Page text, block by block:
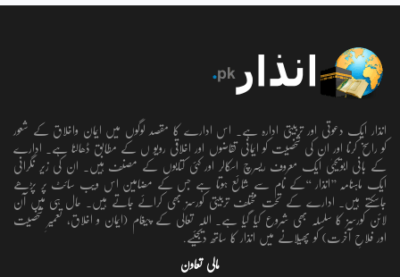
انذار ایک دعوتی اور تربیتی ادارہ ہے۔ اس ادارے کا مقصد لوگوں میں ایمان واخلاق کے شعور
کو راسخ کرنا اور ان کی شخصیت کو ایمانی تقاضوں اور اخلاقی رویو ں کے مطابق ڈھالنا ہے۔ ادارے
کے بانی ابویحییٰ ایک معروف ریسرچ اسکالر اور کئی کتابوں کے مصنف ہیں۔ ان کی زیر نگرانی
ایک ماہنامہ ’’انذار ‘‘کے نام سے شائع ہوتا ہے جس کے مضامین اس ویب سائٹ پر پڑھے
جاسکتے ہیں۔ ادارے کے تحت مختلف تربیتی کورسز بھی کرائے جاتے ہیں۔ حال ہی میں آن
لائن کورسز کا سلسلہ بھی شروع کیا گیا ہے۔ اللہ تعالٰی کے پیغام (ایمان و اخلاق، تعمیرِ شخصیت
اور فلاحِ آخرت) کو پھیلانے میں انذار کا ساتھ دیجئیے.
مالی تعاون